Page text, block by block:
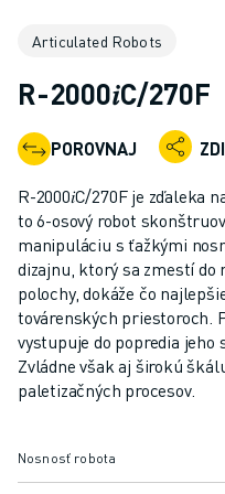
KOLABORATÍVNE ROBOTY
OVLÁDAČE ROBOTOV -
PRÍSLUŠENSTVO K ROBOTOM
SOFTVÉR PRE ROBOTY
SIMULAČNÝ SOFTVÉR
ROBOTICKÉ VZDELÁVACIE
ROBOTICKÁ AUTOMATIZÁCIA
ROBOTY PRE OBLÚKOVÉ
KĹBOVÉ ROBOTY
SÉRIA ARC MATE
SÉRIA M-900
DELTA ROBOTY
Articulated Robots
R-2000𝑖C/270F
POROVNAJ
R-2000𝑖C/270F je zďaleka
to 6-osový robot
manipuláciu s ťažkými
dizajnu, ktorý sa zmestí do
polochy, dokáže čo
továrenských priestoroch.
vystupuje do popredia
Zvládne však aj širokú
paletizačných procesov.
Nosnosť robota